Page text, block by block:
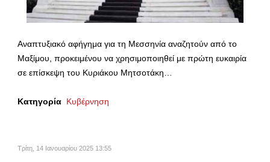
Αναπτυξιακό αφήγημα για τη Μεσσηνία αναζητούν από το
Μαξίμου, προκειμένου να χρησιμοποιηθεί με πρώτη ευκαιρία
σε επίσκεψη του Κυριάκου Μητσοτάκη…
Κατηγορία Κυβέρνηση
Τρίτη, 14 Ιανουαρίου 2025 13:55